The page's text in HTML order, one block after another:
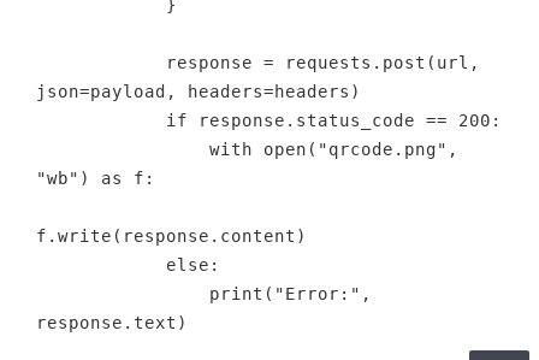
json=payload, headers=headers)
"wb") as f:
f.write(response.content)
response.text)